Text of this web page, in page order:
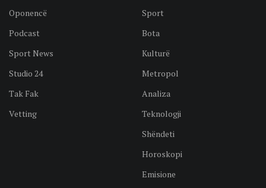
Oponencë
Podcast
Sport News
Studio 24
Tak Fak
Vetting
Sport
Bota
Kulturë
Metropol
Analiza
Teknologji
Shëndeti
Horoskopi
Emisione